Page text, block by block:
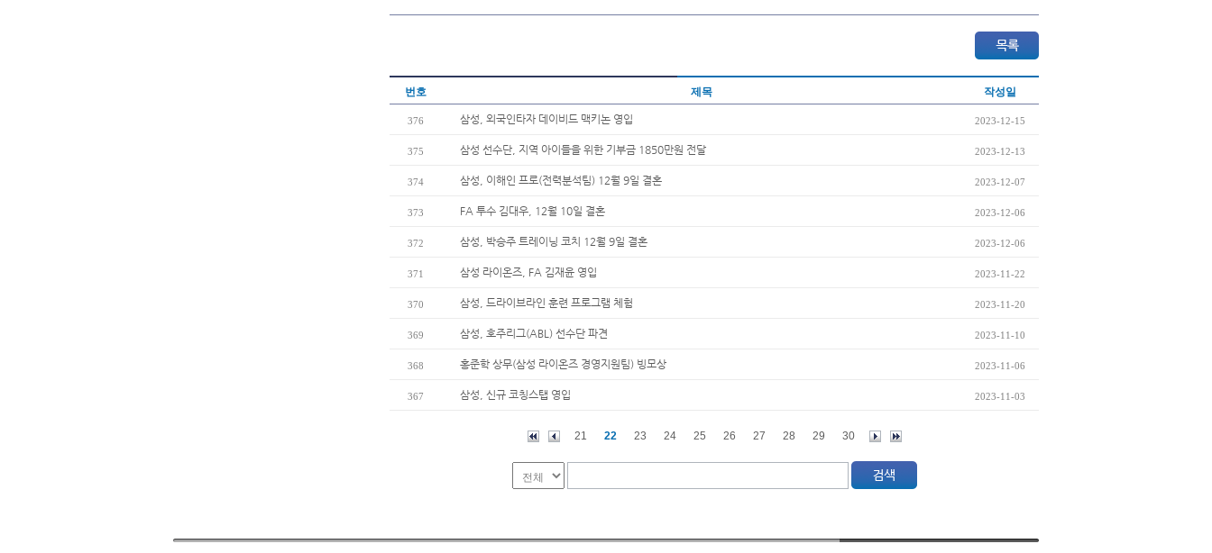
번호 제목 작성일
376 삼성, 외국인타자 데이비드 맥키논 영입 2023-12-15
375 삼성 선수단, 지역 아이들을 위한 기부금 1850만원 전달 2023-12-13
374 삼성, 이해인 프로(전력분석팀) 12월 9일 결혼 2023-12-07
373 FA 투수 김대우, 12월 10일 결혼 2023-12-06
372 삼성, 박승주 트레이닝 코치 12월 9일 결혼 2023-12-06
371 삼성 라이온즈, FA 김재윤 영입 2023-11-22
370 삼성, 드라이브라인 훈련 프로그램 체험 2023-11-20
369 삼성, 호주리그(ABL) 선수단 파견 2023-11-10
368 홍준학 상무(삼성 라이온즈 경영지원팀) 빙모상 2023-11-06
367 삼성, 신규 코칭스탭 영입 2023-11-03
21 22 23 24 25 26 27 28 29 30